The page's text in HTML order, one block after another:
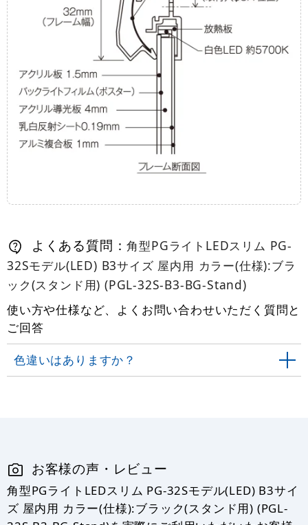
よくある質問：角型PGライトLEDスリム PG-
32Sモデル(LED) B3サイズ 屋内用 カラー(仕様):ブラ
ック(スタンド用) (PGL-32S-B3-BG-Stand)
使い方や仕様など、よくお問い合わせいただく質問と
ご回答
色違いはありますか？
お客様の声・レビュー
角型PGライトLEDスリム PG-32Sモデル(LED) B3サイ
ズ 屋内用 カラー(仕様):ブラック(スタンド用) (PGL-